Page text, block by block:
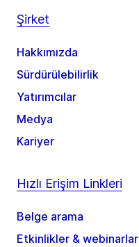
Şirket
Hakkımızda
Sürdürülebilirlik
Yatırımcılar
Medya
Kariyer
Hızlı Erişim Linkleri
Belge arama
Etkinlikler & webinarlar